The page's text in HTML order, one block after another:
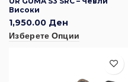
Високи
1,950.00 Ден
Изберете Опции